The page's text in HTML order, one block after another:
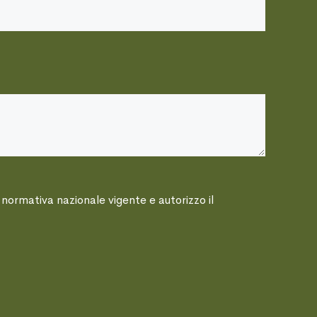
nazionale vigente e autorizzo il